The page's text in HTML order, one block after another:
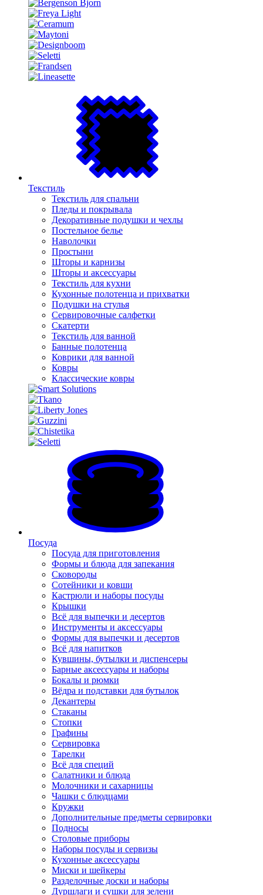
Текстиль
Текстиль для спальни
Пледы и покрывала
Декоративные подушки и чехлы
Постельное белье
Наволочки
Простыни
Шторы и карнизы
Шторы и аксессуары
Текстиль для кухни
Кухонные полотенца и прихватки
Подушки на стулья
Сервировочные салфетки
Скатерти
Текстиль для ванной
Банные полотенца
Коврики для ванной
Ковры
Классические ковры
Посуда
Посуда для приготовления
Формы и блюда для запекания
Сковороды
Сотейники и ковши
Кастрюли и наборы посуды
Крышки
Всё для выпечки и десертов
Инструменты и аксессуары
Формы для выпечки и десертов
Всё для напитков
Кувшины, бутылки и диспенсеры
Барные аксессуары и наборы
Бокалы и рюмки
Вёдра и подставки для бутылок
Декантеры
Стаканы
Стопки
Графины
Сервировка
Тарелки
Всё для специй
Салатники и блюда
Молочники и сахарницы
Чашки с блюдцами
Кружки
Дополнительные предметы сервировки
Подносы
Столовые приборы
Наборы посуды и сервизы
Кухонные аксессуары
Миски и шейкеры
Разделочные доски и наборы
Дуршлаги и сушки для зелени